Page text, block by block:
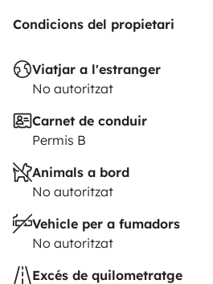
Condicions del propietari
Viatjar a l'estranger
No autoritzat
Carnet de conduir
Permis B
Animals a bord
No autoritzat
Vehicle per a fumadors
No autoritzat
Excés de quilometratge